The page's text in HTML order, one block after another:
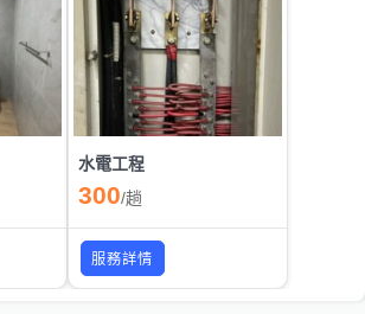
水電工程
300/趟
服務詳情